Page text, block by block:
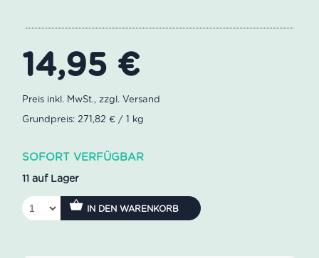
14,95 €
Grundpreis: 271,82 € / 1 kg
SOFORT VERFÜGBAR
11 auf Lager
IN DEN WARENKORB